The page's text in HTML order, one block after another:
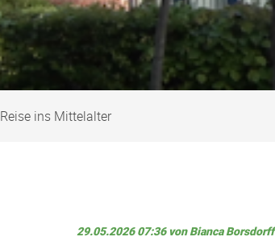
Reise ins Mittelalter
29.05.2026 07:36von Bianca Borsdorff